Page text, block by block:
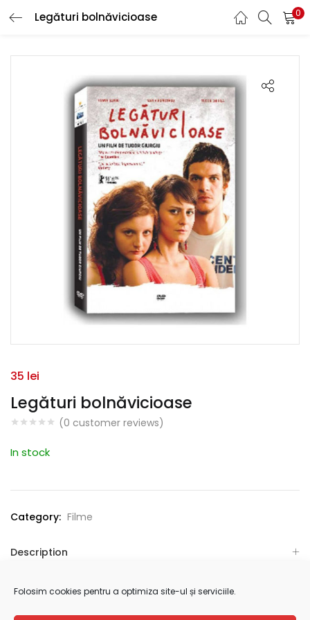
Folosim cookies pentru a optimiza site-ul și serviciile.
Legături bolnăvicioase 0
LOGIN REGISTER
Remember me
Lost password?
Legături bolnăvicioase
(0 customer reviews)
35 lei
In stock
Category: Filme
Description